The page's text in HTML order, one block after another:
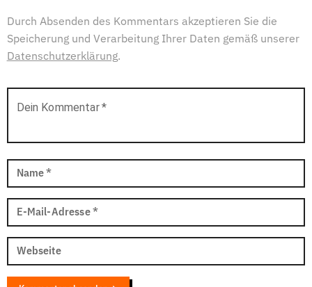
Durch Absenden des Kommentars akzeptieren Sie die
Speicherung und Verarbeitung Ihrer Daten gemäß unserer
Datenschutzerklärung.
Dein Kommentar*
Name *
E-Mail-Adresse *
Webseite